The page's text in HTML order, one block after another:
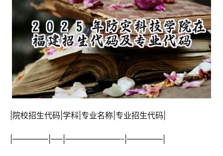
|院校招生代码|学科|专业名称|专业招生代码|
|————–|—–|———————-|————–|